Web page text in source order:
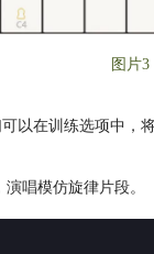
图片
以在训练选项中
唱模仿旋律片段。